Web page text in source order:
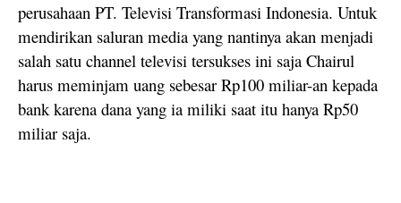
perusahaan PT. Televisi Transformasi Indonesia. Untuk
mendirikan saluran media yang nantinya akan menjadi
salah satu channel televisi tersukses ini saja Chairul
harus meminjam uang sebesar Rp100 miliar-an kepada
bank karena dana yang ia miliki saat itu hanya Rp50
miliar saja.